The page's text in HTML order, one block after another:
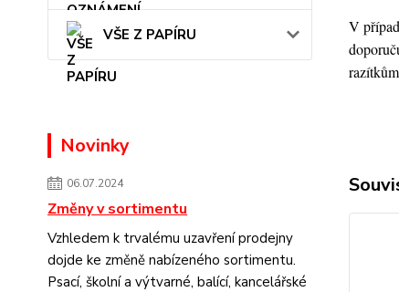
VŠE Z PAPÍRU
Novinky
06.07.2024
Změny v sortimentu
Vzhledem k trvalému uzavření prodejny
dojde ke změně nabízeného sortimentu.
Psací, školní a výtvarné, balící, kancelářské
V